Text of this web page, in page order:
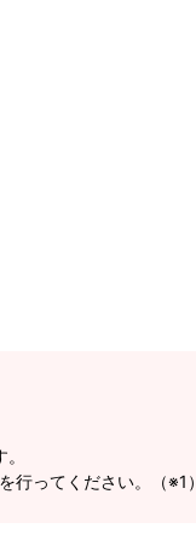
行ってください。（※1）